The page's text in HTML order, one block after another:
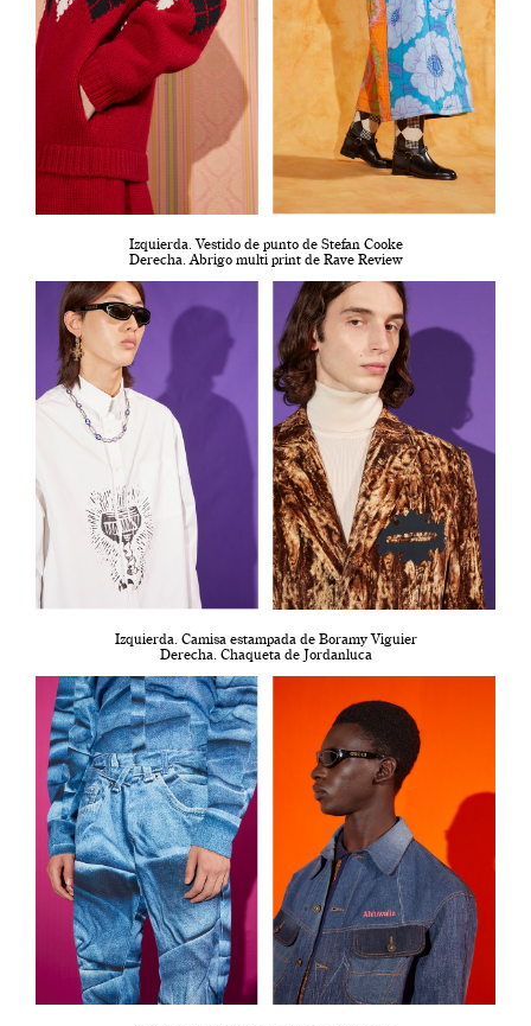
Izquierda. Vestido de punto de Stefan Cooke
Derecha. Abrigo multi print de Rave Review
Izquierda. Camisa estampada de Boramy Viguier
Derecha. Chaqueta de Jordanluca